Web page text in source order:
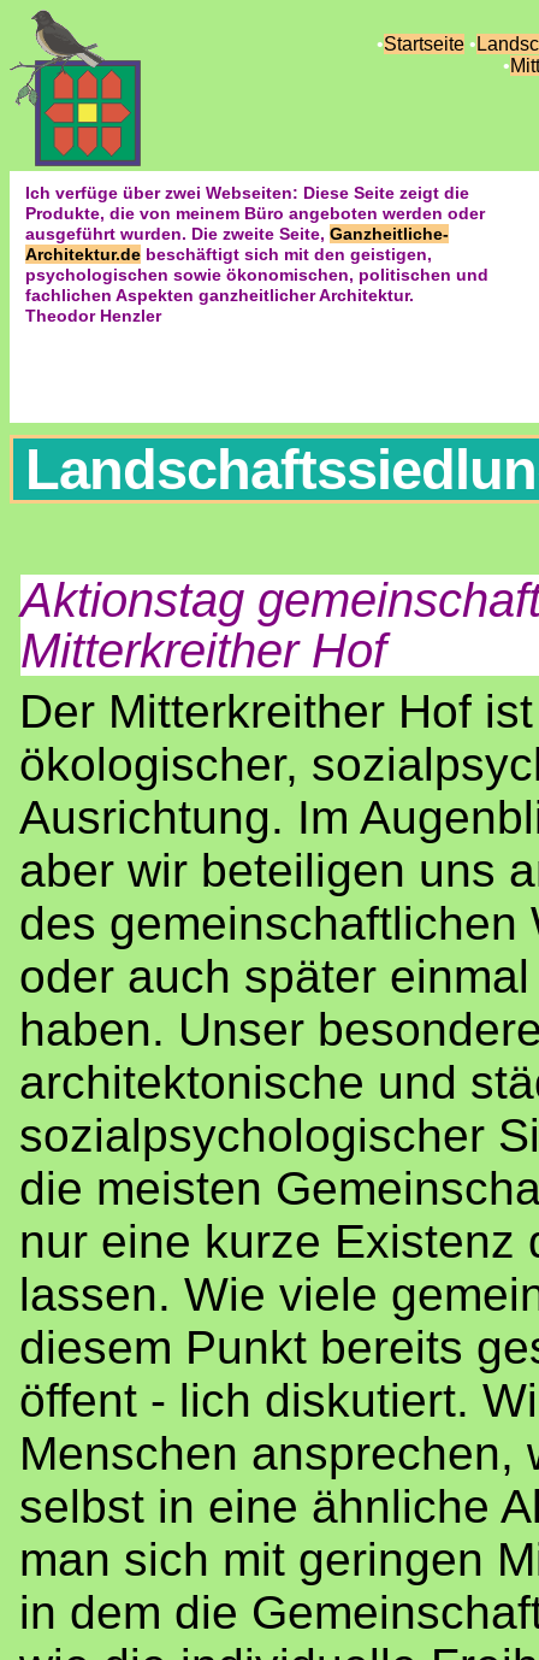
•Startseite •
•
Ich verfüge über zwei Webseiten: Diese Seite zeigt die
Produkte, die von meinem Büro angeboten werden oder
ausgeführt wurden. Die zweite Seite, Ganzheitliche-
Architektur.debeschäftigt sich mit den geistigen,
psychologischen sowie ökonomischen, politischen und
fachlichen Aspekten ganzheitlicher Architektur.
Theodor Henzler
Aktionstag
Mitterkreither Hof
Der Mitterkreither Hof
ökologischer,
Ausrichtung. Im
aber wir beteiligen uns
des gemeinschaftlichen
oder auch später
haben. Unser
architektonische und
sozialpsychologischer
die meisten
nur eine kurze Existenz
lassen. Wie viele
diesem Punkt bereits
öffent - lich diskutiert.
Menschen ansprechen,
selbst in eine ähnliche
man sich mit geringen
in dem die